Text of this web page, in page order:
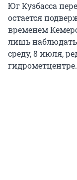
Юг Кузбасса
остается
временем
лишь
среду, 8 июля,
гидрометцентре.